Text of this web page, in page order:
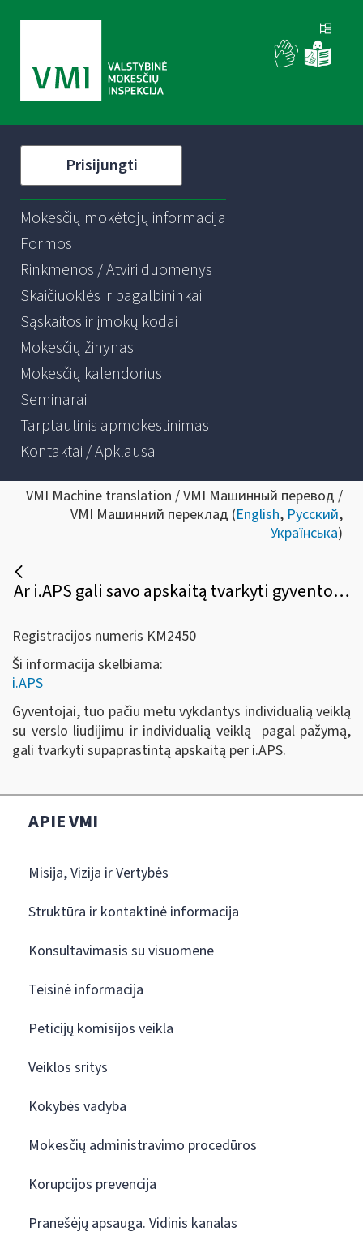
Prisijungti
Mokesčių mokėtojų informacija
Formos
Rinkmenos / Atviri duomenys
Skaičiuoklės ir pagalbininkai
Sąskaitos ir įmokų kodai
Mokesčių žinynas
Mokesčių kalendorius
Seminarai
Tarptautinis apmokestinimas
Kontaktai / Apklausa
VMI Machine translation / VMI Машинный перевод /
VMI Машинний переклад (English, Русский,
Українська)
Ar i.APS gali savo apskaitą tvarkyti gyventojas, turintis tuo pačiu laikotarpiu verslo liudijimą ir individualią veiklą pagal pažymą?
Registracijos numeris KM2450
Ši informacija skelbiama:
i.APS
Gyventojai, tuo pačiu metu vykdantys individualią veiklą
su verslo liudijimu ir individualią veiklą pagal pažymą,
gali tvarkyti supaprastintą apskaitą per i.APS.
APIE VMI
Misija, Vizija ir Vertybės
Struktūra ir kontaktinė informacija
Konsultavimasis su visuomene
Teisinė informacija
Peticijų komisijos veikla
Veiklos sritys
Kokybės vadyba
Mokesčių administravimo procedūros
Korupcijos prevencija
Pranešėjų apsauga. Vidinis kanalas